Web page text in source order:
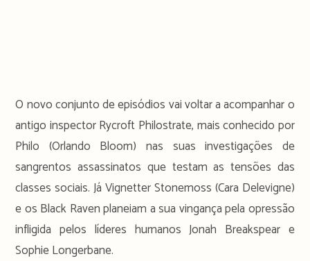
O novo conjunto de episódios vai voltar a acompanhar o
antigo inspector Rycroft Philostrate, mais conhecido por
Philo (Orlando Bloom) nas suas investigações de
sangrentos assassinatos que testam as tensões das
classes sociais. Já Vignetter Stonemoss (Cara Delevigne)
e os Black Raven planeiam a sua vingança pela opressão
infligida pelos líderes humanos Jonah Breakspear e
Sophie Longerbane.